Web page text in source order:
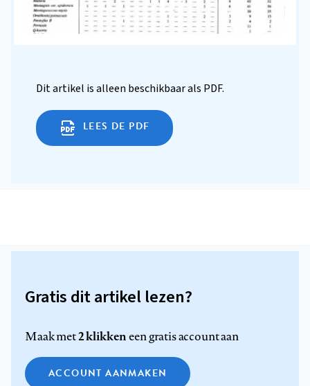
Dit artikel is alleen beschikbaar als PDF.
LEES DE PDF
Gratis dit artikel lezen?
Maak met2 klikkeneen gratis account aan
ACCOUNT AANMAKEN